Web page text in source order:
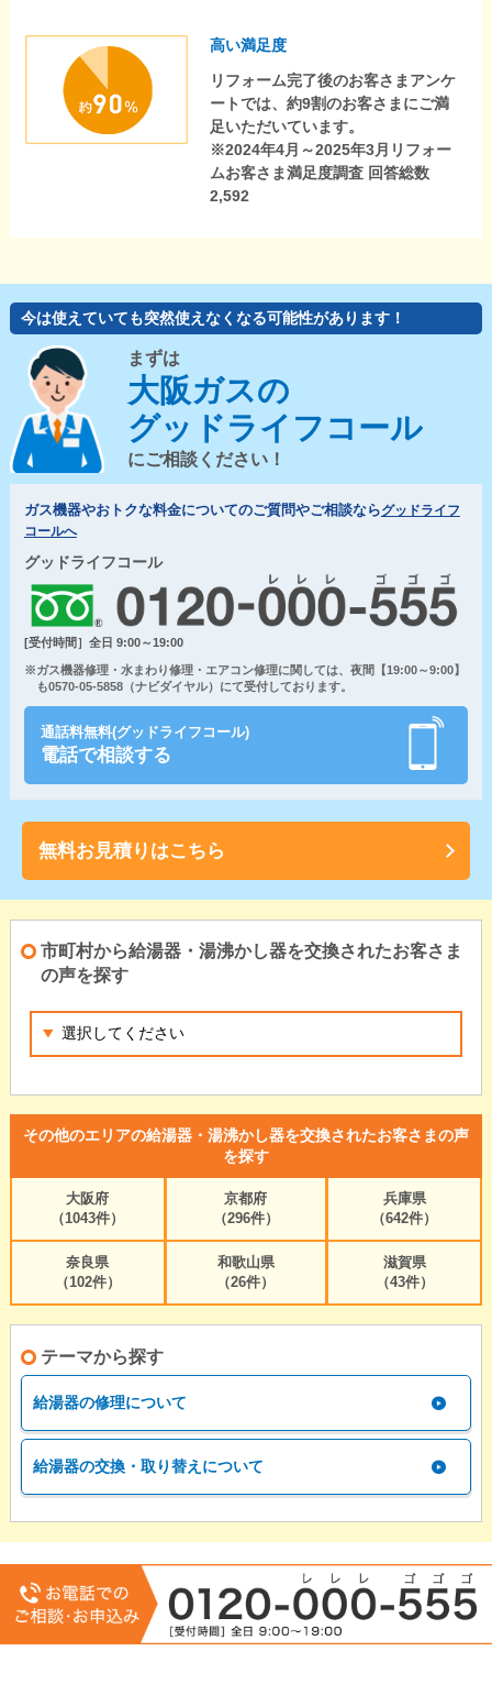
高い満足度
リフォーム完了後のお客さまアンケ
ートでは、約9割のお客さまにご満
足いただいています。
※2024年4月～2025年3月リフォー
ムお客さま満足度調査 回答総数
2,592
今は使えていても突然使えなくなる可能性があります！
まずは
大阪ガスの
グッドライフコール
にご相談ください！
ガス機器やおトクな料金についてのご質問やご相談ならグッドライフ
コールへ
グッドライフコール
[受付時間］全日 9:00～19:00
※ガス機器修理・水まわり修理・エアコン修理に関しては、夜間【19:00～9:00】
も0570-05-5858（ナビダイヤル）にて受付しております。
通話料無料(グッドライフコール)
電話で相談する
無料お見積りはこちら
市町村から給湯器・湯沸かし器を交換されたお客さま
の声を探す
その他のエリアの給湯器・湯沸かし器を交換されたお客さまの声
を探す
大阪府
（1043件）
京都府
（296件）
兵庫県
（642件）
奈良県
（102件）
和歌山県
（26件）
滋賀県
（43件）
テーマから探す
給湯器の修理について
給湯器の交換・取り替えについて